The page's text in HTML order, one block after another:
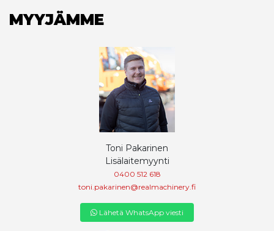
MYYJÄMME
Toni Pakarinen
Lisälaitemyynti
0400 512 618
toni.pakarinen@realmachinery.fi
Lähetä WhatsApp viesti